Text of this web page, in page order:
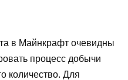
в Майнкрафт очевидны
процесс добычи
количество. Для